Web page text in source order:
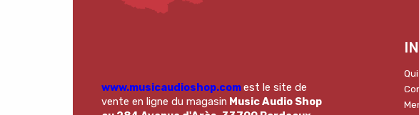
www.musicaudioshop.comest le site de
vente en ligne du magasin Music Audio Shop